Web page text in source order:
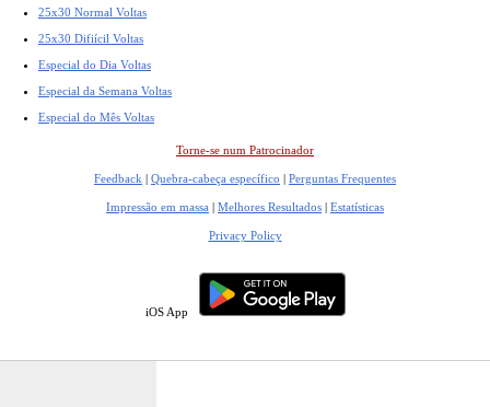
25x30 Normal Voltas
25x30 Difiícil Voltas
Especial do Dia Voltas
Especial da Semana Voltas
Especial do Mês Voltas
Torne-se num Patrocinador
Feedback | Quebra-cabeça específico | Perguntas Frequentes
Impressão em massa | Melhores Resultados | Estatísticas
Privacy Policy
iOS App